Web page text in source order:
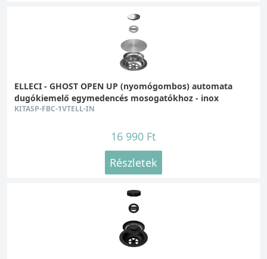
ELLECI - GHOST OPEN UP (nyomógombos) automata
dugókiemelő egymedencés mosogatókhoz - inox
KITASP-FBC-1VTELL-IN
16 990 Ft
Részletek